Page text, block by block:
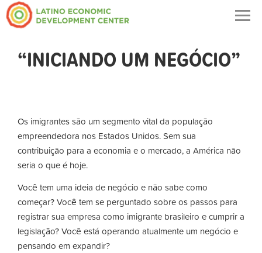
“INICIANDO UM NEGÓCIO”
Os imigrantes são um segmento vital da população
empreendedora nos Estados Unidos. Sem sua
contribuição para a economia e o mercado, a América não
seria o que é hoje.
Você tem uma ideia de negócio e não sabe como
começar? Você tem se perguntado sobre os passos para
registrar sua empresa como imigrante brasileiro e cumprir a
legislação? Você está operando atualmente um negócio e
pensando em expandir?